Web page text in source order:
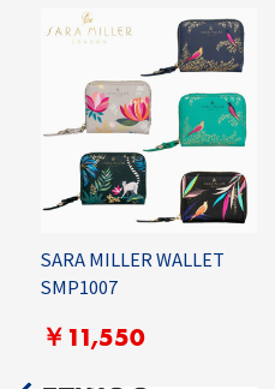
SARA MILLER WALLET
SMP1007
￥11,550